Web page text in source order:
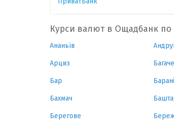
Курси валют в Ощадбанк по
Ананьїв
Арциз
Бар
Бахмач
Берегове